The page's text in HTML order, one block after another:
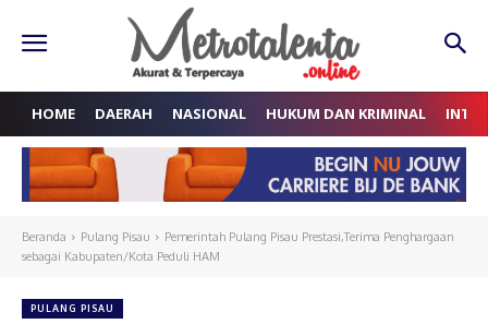
HOME DAERAH NASIONAL HUKUM DAN KRIMINAL
Beranda Pulang Pisau
Pemerintah Pulang Pisau Prestasi,Terima Penghargaan
sebagai Kabupaten/Kota Peduli HAM
PULANG PISAU